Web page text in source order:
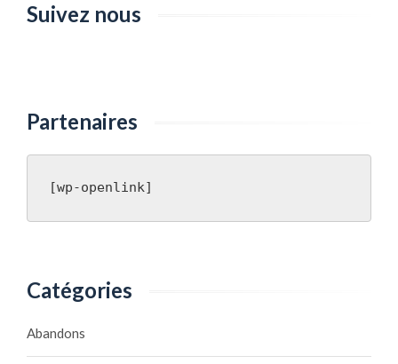
Suivez nous
Partenaires
[wp-openlink]
Catégories
Abandons